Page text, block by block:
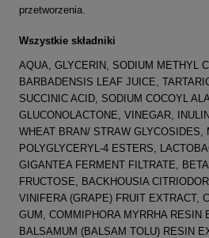
przetworzenia.
Wszystkie składniki
AQUA, GLYCERIN, SODIUM METHYL
BARBADENSIS LEAF JUICE,
SUCCINIC ACID, SODIUM COCOYL
GLUCONOLACTONE, VINEGAR,
WHEAT BRAN/ STRAW GLYCOSIDES,
POLYGLYCERYL-4 ESTERS,
GIGANTEA FERMENT FILTRATE,
FRUCTOSE, BACKHOUSIA
VINIFERA (GRAPE) FRUIT EXTRACT,
GUM, COMMIPHORA MYRRHA RESIN
BALSAMUM (BALSAM TOLU) RESIN